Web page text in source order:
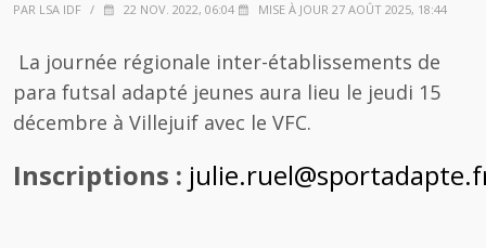
PAR LSA IDF / 22 NOV. 2022, 06:04 MISE À JOUR 27 AOÛT 2025, 18:44
La journée régionale inter-établissements de
para futsal adapté jeunes aura lieu le jeudi 15
décembre à Villejuif avec le VFC.
Inscriptions :